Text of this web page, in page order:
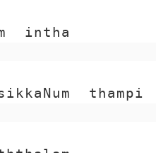
intha
thampi